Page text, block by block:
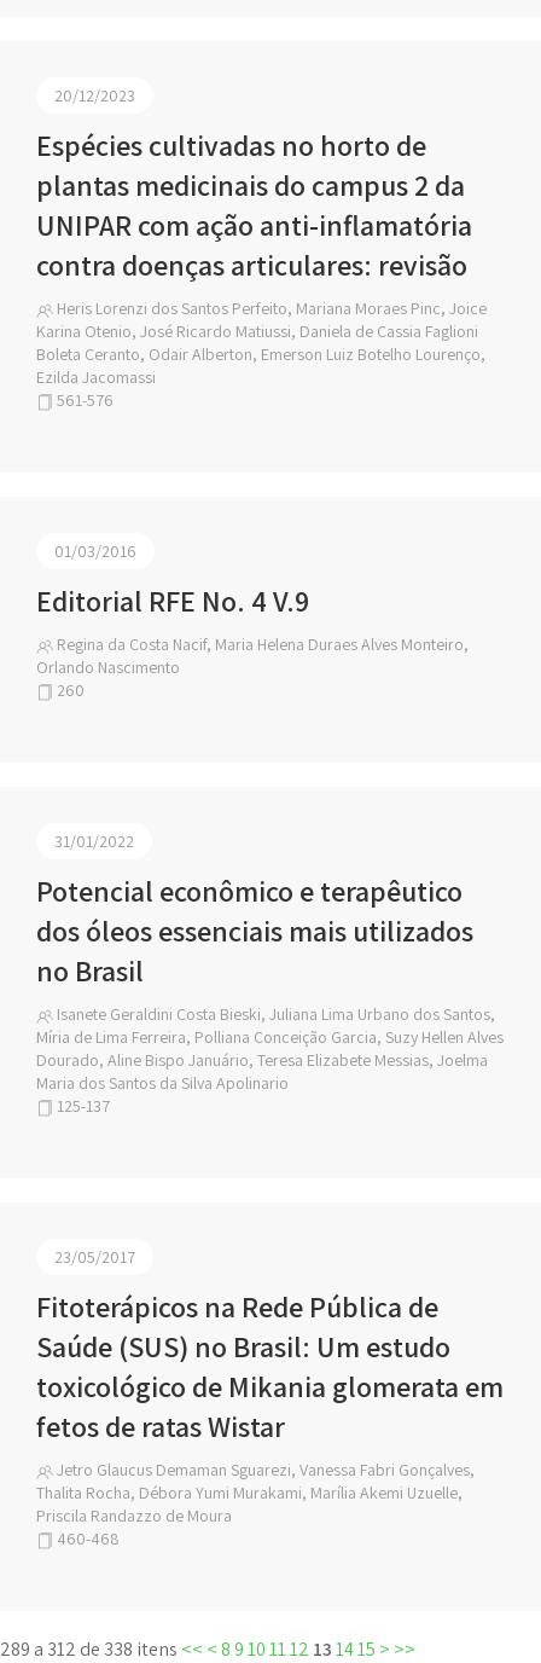
20/12/2023
Espécies cultivadas no horto de
plantas medicinais do campus 2 da
UNIPAR com ação anti-inflamatória
contra doenças articulares: revisão
Heris Lorenzi dos Santos Perfeito, Mariana Moraes Pinc, Joice
Karina Otenio, José Ricardo Matiussi, Daniela de Cassia Faglioni
Boleta Ceranto, Odair Alberton, Emerson Luiz Botelho Lourenço,
Ezilda Jacomassi
561-576
01/03/2016
Editorial RFE No. 4 V.9
Regina da Costa Nacif, Maria Helena Duraes Alves Monteiro,
Orlando Nascimento
260
31/01/2022
Potencial econômico e terapêutico
dos óleos essenciais mais utilizados
no Brasil
Isanete Geraldini Costa Bieski, Juliana Lima Urbano dos Santos,
Míria de Lima Ferreira, Polliana Conceição Garcia, Suzy Hellen Alves
Dourado, Aline Bispo Januário, Teresa Elizabete Messias, Joelma
Maria dos Santos da Silva Apolinario
125-137
23/05/2017
Fitoterápicos na Rede Pública de
Saúde (SUS) no Brasil: Um estudo
toxicológico de Mikania glomerata em
fetos de ratas Wistar
Jetro Glaucus Demaman Sguarezi, Vanessa Fabri Gonçalves,
Thalita Rocha, Débora Yumi Murakami, Marília Akemi Uzuelle,
Priscila Randazzo de Moura
460-468
289 a 312 de 338 itens << <89101112 131415 > >>